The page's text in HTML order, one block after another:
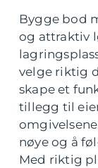
Bygge bod
og attraktiv
velge riktig
skape et
tillegg til
nøye og å
Med riktig